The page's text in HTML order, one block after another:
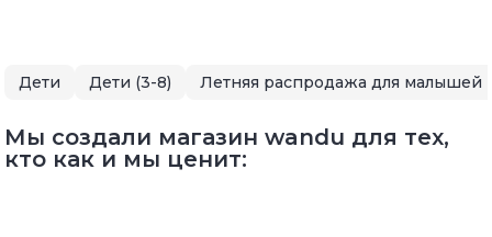
Дети Дети (3-8)
Мы создали магазин wandu для тех,
кто как и мы ценит: